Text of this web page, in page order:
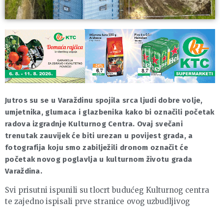
Jutros su se u Varaždinu spojila srca ljudi dobre volje,
umjetnika, glumaca i glazbenika kako bi označili početak
radova izgradnje Kulturnog Centra. Ovaj svečani
trenutak zauvijek će biti urezan u povijest grada, a
fotografija koju smo zabilježili dronom označit će
početak novog poglavlja u kulturnom životu grada
Varaždina.
Svi prisutni ispunili su tlocrt budućeg Kulturnog centra
te zajedno ispisali prve stranice ovog uzbudljivog